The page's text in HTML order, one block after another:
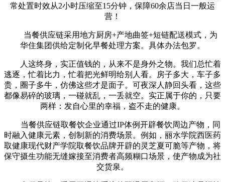
常处置时效从2小时压缩至15分钟，保障60余店当日一般运
营！
当餐供应链采用地方厨房+产地曲签+短链配送模式，为
华住集团供给定制化早餐处理方案。具体办法包罗。
人这终身，实正值钱的，从来不是身外之物。我们总忙着
逃逐，忙着比力，忙着把光鲜明给别人看。房子多大，车子多
贵，圈子多牛，仿佛这些才是面子。可夜深人静回头看，这些
都像易碎的玻璃，一碰就乱，一丢就空。实正属于你的，只要
两样：发自心里的幸福，盗不走的健康。
当餐供应链取餐饮企业通过IP体例开辟餐饮周边产物，同
时融入健康元素，创制新的消费场景。例如，丽水学院西医药
取健康现代财产学院取餐饮品牌开辟的灵芝夏可脆等产物，将
保守摄生功能无缝嫁接至消费者高频糊口场景，使产物成为社
交货泉。